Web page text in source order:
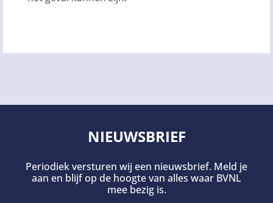
NIEUWSBRIEF
Periodiek versturen wij een nieuwsbrief. Meld je
aan en blijf op de hoogte van alles waar BVNL
mee bezig is.